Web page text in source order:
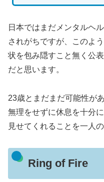
日本ではまだメンタルヘ
されがちですが、このよ
状を包み隠すこと無く公
だと思います。
23歳とまだまだ可能性が
無理をせずに休息を十分
見せてくれることを一人
Ring of Fire